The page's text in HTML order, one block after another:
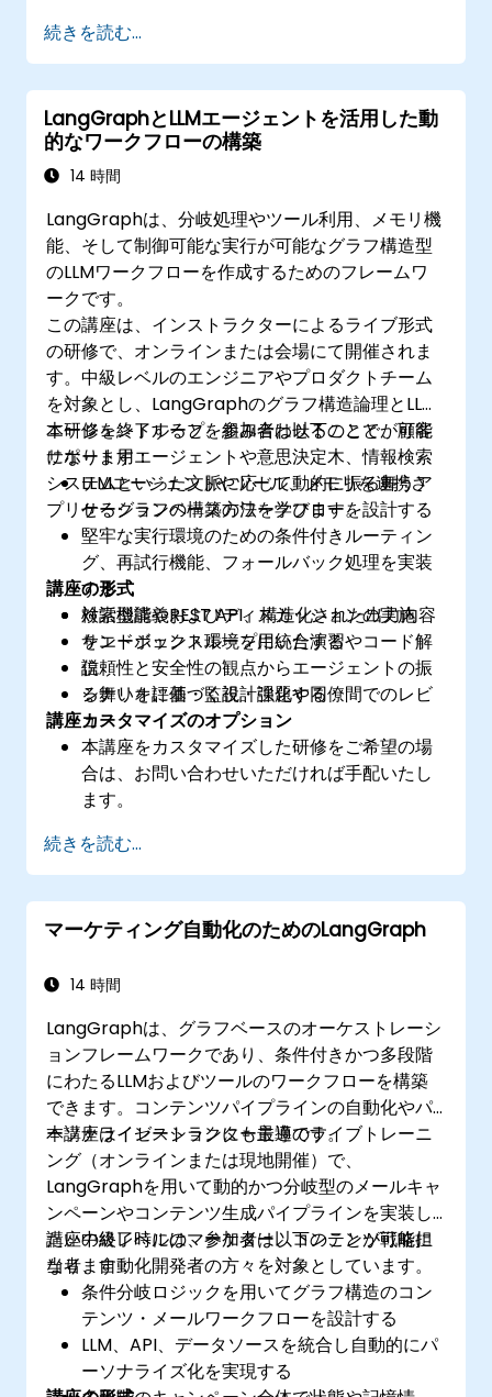
続きを読む...
LangGraphとLLMエージェントを活用した動
的なワークフローの構築
14 時間
LangGraphは、分岐処理やツール利用、メモリ機
能、そして制御可能な実行が可能なグラフ構造型
のLLMワークフローを作成するためのフレームワ
ークです。
この講座は、インストラクターによるライブ形式
の研修で、オンラインまたは会場にて開催されま
す。中級レベルのエンジニアやプロダクトチーム
を対象とし、LangGraphのグラフ構造論理とLLM
エージェントループを組み合わせることで、顧客
サポート用エージェントや意思決定木、情報検索
システムといった文脈に応じて動的に振る舞うア
プリケーションの構築方法を学びます。
本研修を終了すると、参加者は以下のことが可能
になります：
LLMエージェントやツール、メモリを連携さ
せるグラフベースのワークフローを設計する
堅牢な実行環境のための条件付きルーティン
グ、再試行機能、フォールバック処理を実装
する
検索機能やREST API、構造化された出力内容
をエージェントループに統合する
信頼性と安全性の観点からエージェントの振
る舞いを評価・監視・強化する
講座の形式
対話型講義およびディスカッションの実施
サンドボックス環境を用いた演習やコード解
説
シナリオに基づく設計課題や同僚間でのレビ
ュー
講座カスタマイズのオプション
本講座をカスタマイズした研修をご希望の場
合は、お問い合わせいただければ手配いたし
ます。
続きを読む...
マーケティング自動化のためのLangGraph
14 時間
LangGraphは、グラフベースのオーケストレーシ
ョンフレームワークであり、条件付きかつ多段階
にわたるLLMおよびツールのワークフローを構築
できます。コンテンツパイプラインの自動化やパ
ーソナライゼーションにも最適です。
本講座はインストラクター主導のライブトレーニ
ング（オンラインまたは現地開催）で、
LangGraphを用いて動的かつ分岐型のメールキャ
ンペーンやコンテンツ生成パイプラインを実装し
たい中級レベルのマーケター、コンテンツ戦略担
当者、自動化開発者の方々を対象としています。
講座の終了時には、参加者は以下のことが可能に
なります：
条件分岐ロジックを用いてグラフ構造のコン
テンツ・メールワークフローを設計する
LLM、API、データソースを統合し自動的にパ
ーソナライズ化を実現する